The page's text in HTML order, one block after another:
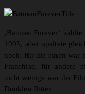
‚Batman Forever‘
1995, aber spaltete
noch: für die einen war
Franchise, für andere
nicht wenige war der
Dunklen Ritter.